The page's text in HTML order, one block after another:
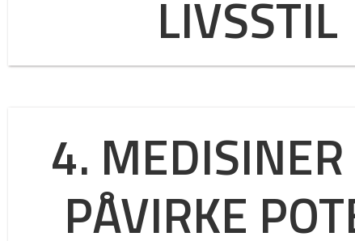
LIVSSTIL
4.
PÅVIRKE